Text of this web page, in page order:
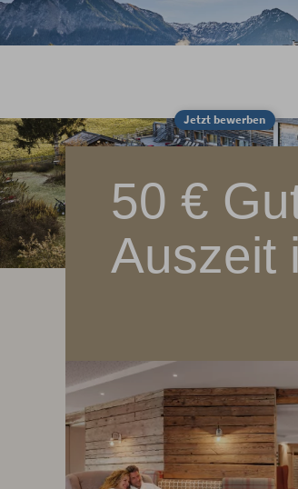
Jetzt bewerben
50 €
Auszeit